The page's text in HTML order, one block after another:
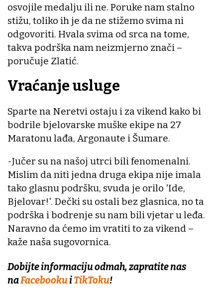
osvojile medalju ili ne. Poruke nam stalno
stižu, toliko ih je da ne stižemo svima ni
odgovoriti. Hvala svima od srca na tome,
takva podrška nam neizmjerno znači –
poručuje Zlatić.
Vraćanje usluge
Sparte na Neretvi ostaju i za vikend kako bi
bodrile bjelovarske muške ekipe na 27
Maratonu lađa, Argonaute i Šumare.
-Jučer su na našoj utrci bili fenomenalni.
Mislim da niti jedna druga ekipa nije imala
tako glasnu podršku, svuda je orilo 'Ide,
Bjelovar!'. Dečki su ostali bez glasnica, no ta
podrška i bodrenje su nam bili vjetar u leđa.
Naravno da ćemo im vratiti to za vikend –
kaže naša sugovornica.
Dobijte informaciju odmah, zapratite nas
naFacebookuiTikToku!